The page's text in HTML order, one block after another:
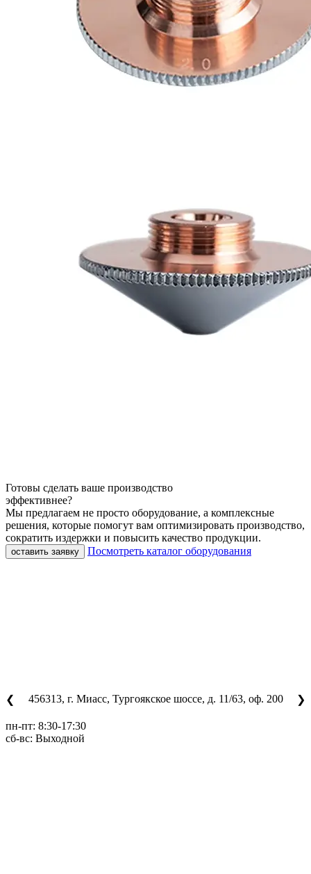
Готовы сделать ваше производство
эффективнее?
Мы предлагаем не просто оборудование, а комплексные
решения, которые помогут вам оптимизировать производство,
сократить издержки и повысить качество продукции.
оставить заявку Посмотреть каталог оборудования
❮ 456313, г. Миасс, Тургоякское шоссе, д. 11/63, оф. 200 ❯
пн-пт: 8:30-17:30
сб-вс: Выходной